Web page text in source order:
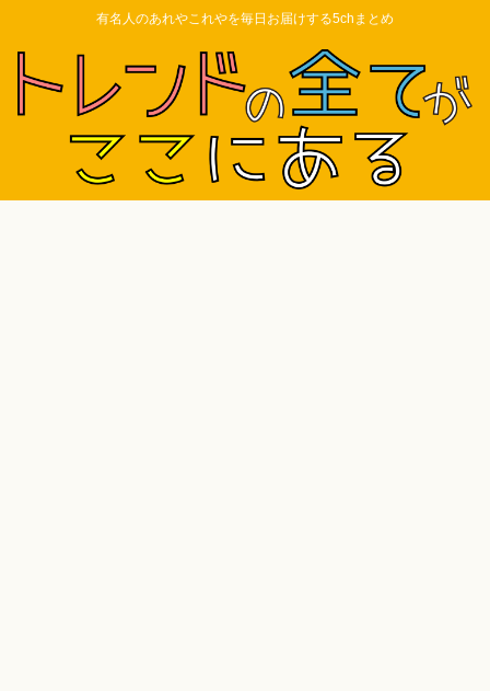
有名人のあれやこれやを毎日お届けする5chまとめ